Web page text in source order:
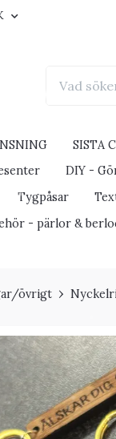
SISTA
DIY -
Tygpåsar
- pärlor &
övrigt